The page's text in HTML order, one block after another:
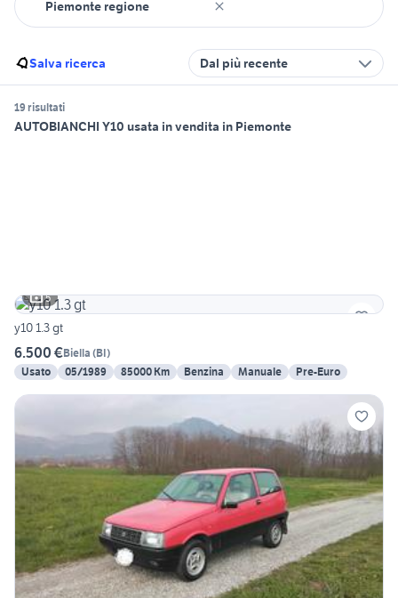
Salva ricerca Dal più recente
19 risultati
AUTOBIANCHI Y10 usata in vendita in Piemonte
5
y10 1.3 gt
6.500 €Biella (BI)
Usato
05/1989 85000 Km Benzina Manuale Pre-Euro